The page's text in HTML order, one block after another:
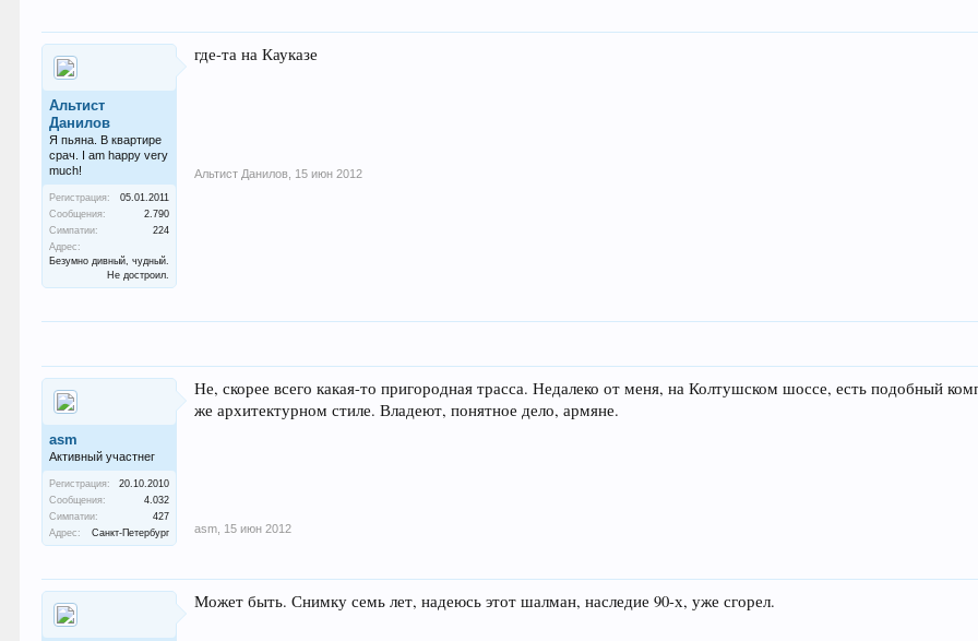
Альтист
Данилов
Я пьяна. В квартире
срач. I am happy very
much!
Регистрация:
05.01.2011
Сообщения:
2.790
Симпатии:
224
Адрес:
Безумно дивный, чудный.
Не достроил.
где-та на Кауказе
Альтист Данилов 15 июн 2012
asm
Активный участнег
Регистрация:
20.10.2010
Сообщения:
4.032
Симпатии:
427
Адрес:
Санкт-Петербург
Не, скорее всего какая-то пригородная трасса. Недалеко от меня, на Колтушском шоссе, есть подобный
же архитектурном стиле. Владеют, понятное дело, армяне.
asm 15 июн 2012
Может быть. Снимку семь лет, надеюсь этот шалман, наследие 90-х, уже сгорел.